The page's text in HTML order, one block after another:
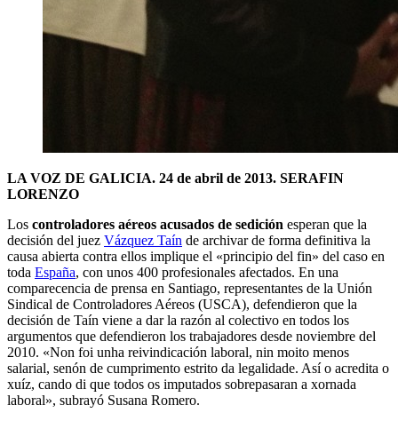
LA VOZ DE GALICIA. 24 de abril de 2013. SERAFIN
LORENZO
Los controladores aéreos acusados de sedición esperan que la
decisión del juez Vázquez Taín de archivar de forma definitiva la
causa abierta contra ellos implique el «principio del fin» del caso en
toda España, con unos 400 profesionales afectados. En una
comparecencia de prensa en Santiago, representantes de la Unión
Sindical de Controladores Aéreos (USCA), defendieron que la
decisión de Taín viene a dar la razón al colectivo en todos los
argumentos que defendieron los trabajadores desde noviembre del
2010. «Non foi unha reivindicación laboral, nin moito menos
salarial, senón de cumprimento estrito da legalidade. Así o acredita o
xuíz, cando di que todos os imputados sobrepasaran a xornada
laboral», subrayó Susana Romero.